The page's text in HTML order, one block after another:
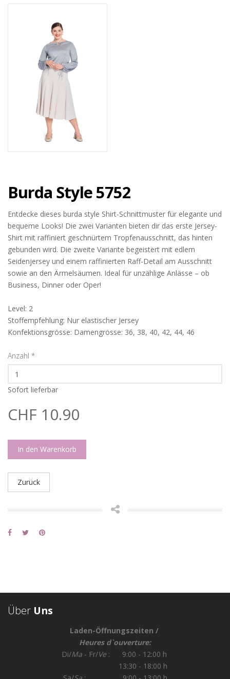
Burda Style 5752
Entdecke dieses burda style Shirt-Schnittmuster für elegante und
bequeme Looks! Die zwei Varianten bieten dir das erste Jersey-
Shirt mit raffiniert geschnürtem Tropfenausschnitt, das hinten
gebunden wird. Die zweite Variante begeistert mit edlem
Seidenjersey und einem raffinierten Raff-Detail am Ausschnitt
sowie an den Ärmelsäumen. Ideal für unzählige Anlässe – ob
Business, Dinner oder Oper!
Level: 2
Stoffempfehlung: Nur elastischer Jersey
Konfektionsgrösse: Damengrösse: 36, 38, 40, 42, 44, 46
Anzahl *
Sofort lieferbar
CHF 10.90
In den Warenkorb
Zurück
Über Uns
Laden-Öffnungszeiten /
Heures d`ouverture:
Di/Ma- Fr/Ve : 9:00 - 12:00 h
13:30 - 18:00 h